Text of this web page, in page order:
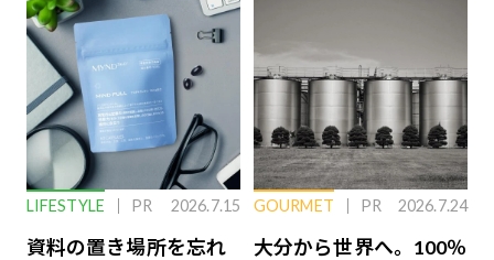
LIFESTYLE PR 2026.7.15
資料の置き場所を忘れ
GOURMET PR 2026.7.24
大分から世界へ。100％